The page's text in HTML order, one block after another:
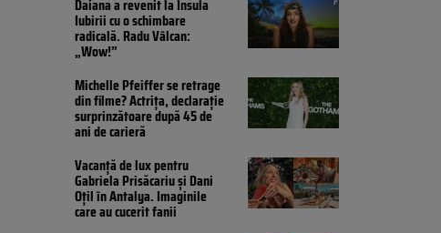
Daiana a revenit la Insula
Iubirii cu o schimbare
radicală. Radu Vâlcan:
„Wow!”
Michelle Pfeiffer se retrage
din filme? Actrița, declarație
surprinzătoare după 45 de
ani de carieră
Vacanță de lux pentru
Gabriela Prisăcariu și Dani
Oțil în Antalya. Imaginile
care au cucerit fanii